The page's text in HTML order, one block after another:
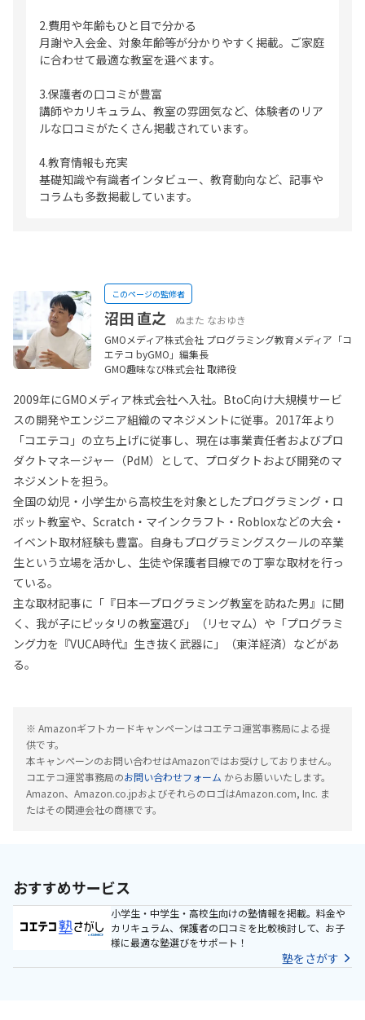
2.費用や年齢もひと目で分かる
月謝や入会金、対象年齢等が分かりやすく掲載。ご家庭
に合わせて最適な教室を選べます。
3.保護者の口コミが豊富
講師やカリキュラム、教室の雰囲気など、体験者のリア
ルな口コミがたくさん掲載されています。
4.教育情報も充実
基礎知識や有識者インタビュー、教育動向など、記事や
コラムも多数掲載しています。
このページの監修者
沼田 直之
ぬまた なおゆき
GMOメディア株式会社 プログラミング教育メディア「コ
エテコ byGMO」編集長
GMO趣味なび株式会社 取締役
2009年にGMOメディア株式会社へ入社。BtoC向け大規模サービ
スの開発やエンジニア組織のマネジメントに従事。2017年より
「コエテコ」の立ち上げに従事し、現在は事業責任者およびプロ
ダクトマネージャー（PdM）として、プロダクトおよび開発のマ
ネジメントを担う。
全国の幼児・小学生から高校生を対象としたプログラミング・ロ
ボット教室や、Scratch・マインクラフト・Robloxなどの大会・
イベント取材経験も豊富。自身もプログラミングスクールの卒業
生という立場を活かし、生徒や保護者目線での丁寧な取材を行っ
ている。
主な取材記事に「『日本一プログラミング教室を訪ねた男』に聞
く、我が子にピッタリの教室選び」（リセマム）や「プログラミ
ング力を『VUCA時代』生き抜く武器に」（東洋経済）などがあ
る。
※ Amazonギフトカードキャンペーンはコエテコ運営事務局による提
供です。
本キャンペーンのお問い合わせはAmazonではお受けしておりません。
コエテコ運営事務局のお問い合わせフォーム からお願いいたします。
Amazon、Amazon.co.jpおよびそれらのロゴはAmazon.com, Inc. ま
たはその関連会社の商標です。
おすすめサービス
小学生・中学生・高校生向けの塾情報を掲載。料金や
カリキュラム、保護者の口コミを比較検討して、お子
様に最適な塾選びをサポート！
塾をさがす